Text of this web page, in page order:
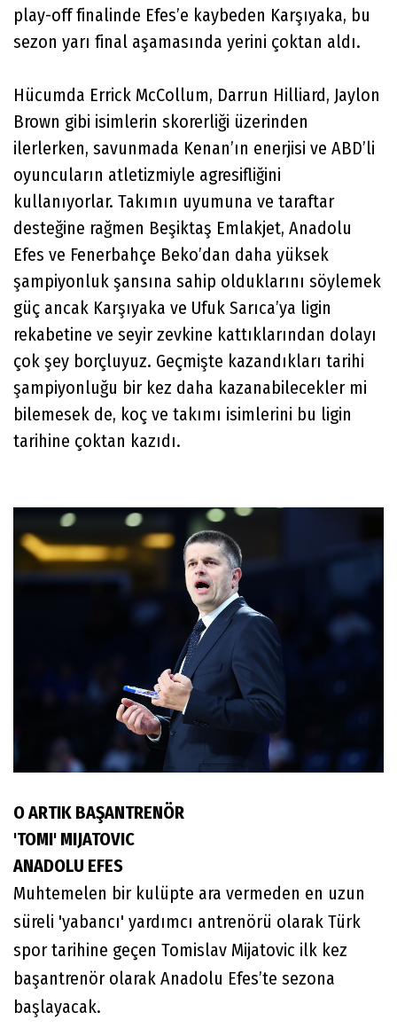
play-off finalinde Efes’e kaybeden Karşıyaka, bu
sezon yarı final aşamasında yerini çoktan aldı.
Hücumda Errick McCollum, Darrun Hilliard, Jaylon
Brown gibi isimlerin skorerliği üzerinden
ilerlerken, savunmada Kenan’ın enerjisi ve ABD’li
oyuncuların atletizmiyle agresifliğini
kullanıyorlar. Takımın uyumuna ve taraftar
desteğine rağmen Beşiktaş Emlakjet, Anadolu
Efes ve Fenerbahçe Beko’dan daha yüksek
şampiyonluk şansına sahip olduklarını söylemek
güç ancak Karşıyaka ve Ufuk Sarıca’ya ligin
rekabetine ve seyir zevkine kattıklarından dolayı
çok şey borçluyuz. Geçmişte kazandıkları tarihi
şampiyonluğu bir kez daha kazanabilecekler mi
bilemesek de, koç ve takımı isimlerini bu ligin
tarihine çoktan kazıdı.
O ARTIK BAŞANTRENÖR
'TOMI' MIJATOVIC
ANADOLU EFES
Muhtemelen bir kulüpte ara vermeden en uzun
süreli 'yabancı' yardımcı antrenörü olarak Türk
spor tarihine geçen Tomislav Mijatovic ilk kez
başantrenör olarak Anadolu Efes’te sezona
başlayacak.